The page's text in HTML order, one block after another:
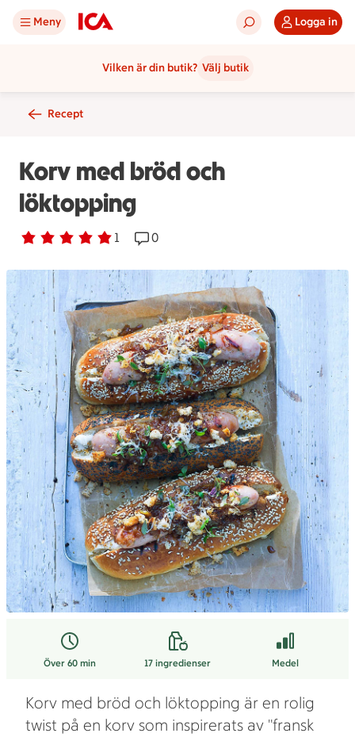
Meny Logga in
Vilken är din butik? Välj butik
Recept
Korv med bröd och
löktopping
Betyg 5 av 5. 1
1 personer har röstatReceptet har 0 kommentarer
0
Över 60 min 17 ingredienser Medel
Korv med bröd och löktopping är en rolig
twist på en korv som inspirerats av "fransk